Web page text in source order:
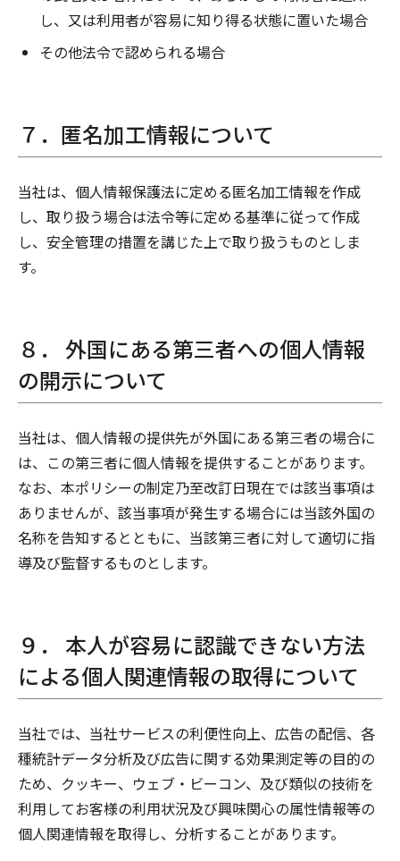
し、又は利用者が容易に知り得る状態に置いた場合
その他法令で認められる場合
７．匿名加工情報について
当社は、個人情報保護法に定める匿名加工情報を作成
し、取り扱う場合は法令等に定める基準に従って作成
し、安全管理の措置を講じた上で取り扱うものとしま
す。
８． 外国にある第三者への個人情報
の開示について
当社は、個人情報の提供先が外国にある第三者の場合に
は、この第三者に個人情報を提供することがあります。
なお、本ポリシーの制定乃至改訂日現在では該当事項は
ありませんが、該当事項が発生する場合には当該外国の
名称を告知するとともに、当該第三者に対して適切に指
導及び監督するものとします。
９． 本人が容易に認識できない方法
による個人関連情報の取得について
当社では、当社サービスの利便性向上、広告の配信、各
種統計データ分析及び広告に関する効果測定等の目的の
ため、クッキー、ウェブ・ビーコン、及び類似の技術を
利用してお客様の利用状況及び興味関心の属性情報等の
個人関連情報を取得し、分析することがあります。